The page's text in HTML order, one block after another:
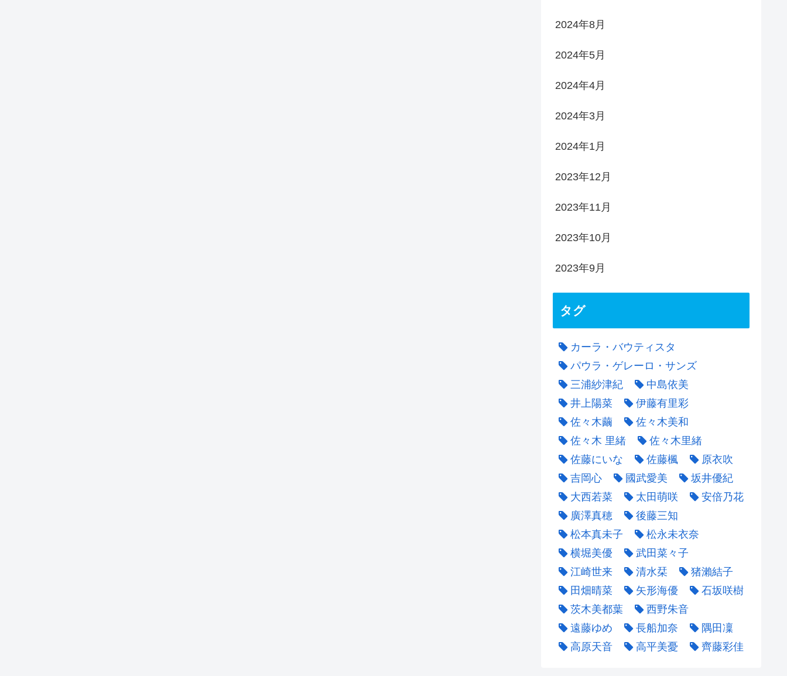
2024年8月
2024年5月
2024年4月
2024年3月
2024年1月
2023年12月
2023年11月
2023年10月
2023年9月
タグ
カーラ・バウティスタ
パウラ・ゲレーロ・サンズ
三浦紗津紀
中島依美
井上陽菜
伊藤有里彩
佐々木繭
佐々木美和
佐々木 里緒
佐々木里緒
佐藤にいな
佐藤楓
原衣吹
吉岡心
國武愛美
坂井優紀
大西若菜
太田萌咲
安倍乃花
廣澤真穂
後藤三知
松本真未子
松永未衣奈
横堀美優
武田菜々子
江崎世来
清水栞
猪瀨結子
田畑晴菜
矢形海優
石坂咲樹
茨木美都葉
西野朱音
遠藤ゆめ
長船加奈
隅田凜
高原天音
高平美憂 齊藤彩佳